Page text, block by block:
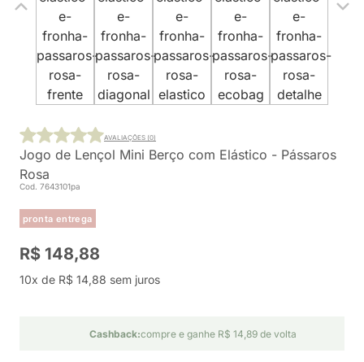
Jogo de Lençol Mini Berço com Elástico - Pássaros
Rosa
Cod. 7643101pa
pronta entrega
AVALIAÇÕES (0)
R$ 148,88
10x de R$ 14,88 sem juros
Cashback:compre e ganhe R$ 14,89 de volta